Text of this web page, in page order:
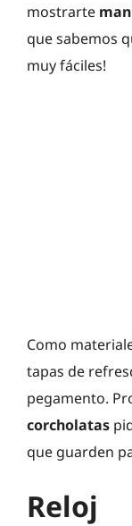
mostrarte
que sabemos
muy fáciles!
Como
tapas de
pegamento.
corcholatas
que guarden
Reloj